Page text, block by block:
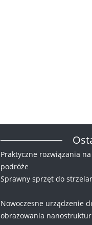
Praktyczne rozwiązania na
podróże
Sprawny sprzęt do
Nowoczesne urządzenie
obrazowania nanostruktur